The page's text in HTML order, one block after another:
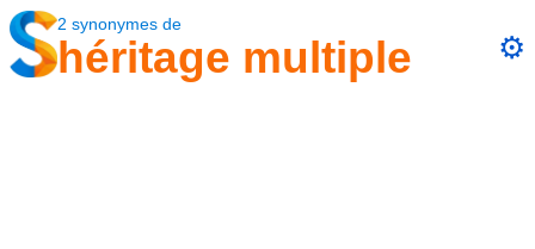
2 synonymes de
héritage multiple ⚙️